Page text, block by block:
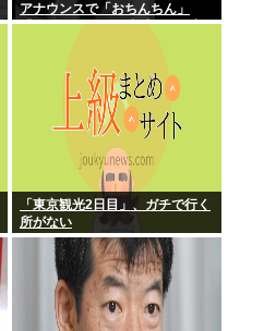
アナウンスで「おちんちん」
「ちんぽ」などと連呼する不審
「東京観光2日目」、ガチで行く
所がない